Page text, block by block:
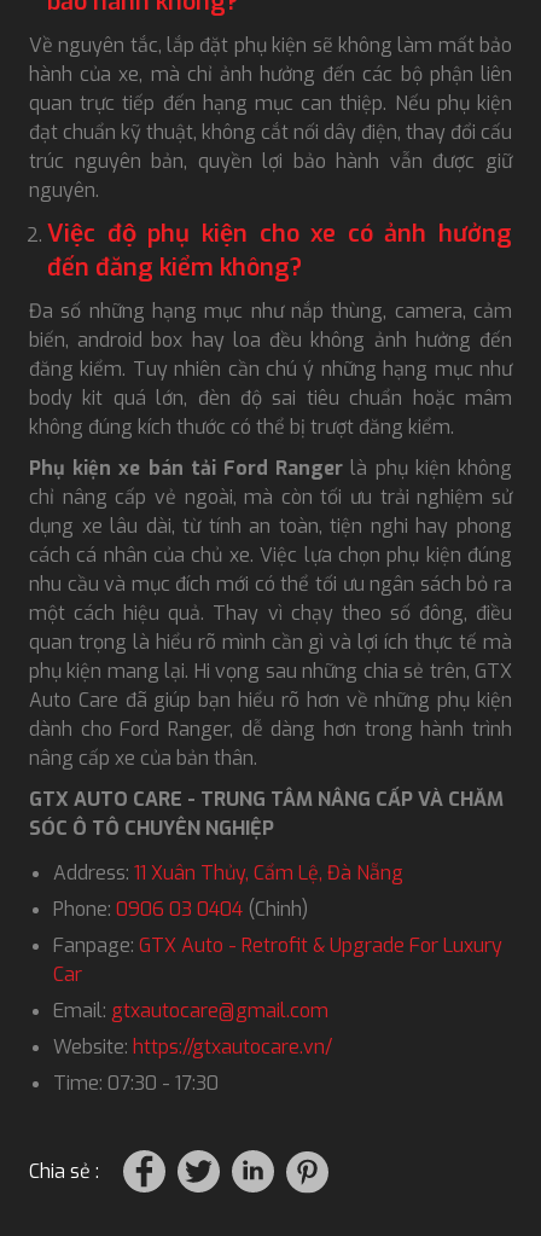
Về nguyên tắc, lắp đặt phụ kiện sẽ không làm mất bảo
hành của xe, mà chỉ ảnh hưởng đến các bộ phận liên
quan trực tiếp đến hạng mục can thiệp. Nếu phụ kiện
đạt chuẩn kỹ thuật, không cắt nối dây điện, thay đổi cấu
trúc nguyên bản, quyền lợi bảo hành vẫn được giữ
nguyên.
Việc độ phụ kiện cho xe có ảnh hưởng
đến đăng kiểm không?
Đa số những hạng mục như nắp thùng, camera, cảm
biến, android box hay loa đều không ảnh hưởng đến
đăng kiểm. Tuy nhiên cần chú ý những hạng mục như
body kit quá lớn, đèn độ sai tiêu chuẩn hoặc mâm
không đúng kích thước có thể bị trượt đăng kiểm.
Phụ kiện xe bán tải Ford Ranger là phụ kiện không
chỉ nâng cấp vẻ ngoài, mà còn tối ưu trải nghiệm sử
dụng xe lâu dài, từ tính an toàn, tiện nghi hay phong
cách cá nhân của chủ xe. Việc lựa chọn phụ kiện đúng
nhu cầu và mục đích mới có thể tối ưu ngân sách bỏ ra
một cách hiệu quả. Thay vì chạy theo số đông, điều
quan trọng là hiểu rõ mình cần gì và lợi ích thực tế mà
phụ kiện mang lại. Hi vọng sau những chia sẻ trên, GTX
Auto Care đã giúp bạn hiểu rõ hơn về những phụ kiện
dành cho Ford Ranger, dễ dàng hơn trong hành trình
nâng cấp xe của bản thân.
GTX AUTO CARE - TRUNG TÂM NÂNG CẤP VÀ CHĂM
SÓC Ô TÔ CHUYÊN NGHIỆP
Address: 11 Xuân Thủy, Cẩm Lệ, Đà Nẵng
Phone: 0906 03 0404 (Chinh)
Fanpage: GTX Auto - Retrofit & Upgrade For Luxury
Car
Email: gtxautocare@gmail.com
Website: https://gtxautocare.vn/
Time: 07:30 - 17:30
Chia sẻ :